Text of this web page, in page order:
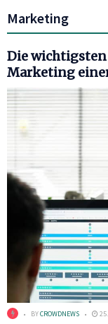
Marketing
Die
Marketing
BYCROWDNEWS